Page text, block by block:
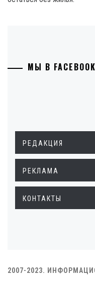
МЫ В FACEBOOK
РЕДАКЦИЯ
РЕКЛАМА
КОНТАКТЫ
2007-2023.